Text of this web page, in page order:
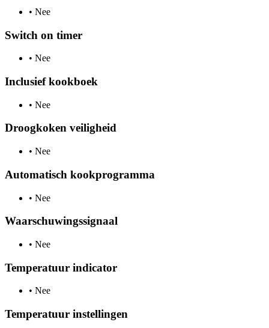
• Nee
Switch on timer
• Nee
Inclusief kookboek
• Nee
Droogkoken veiligheid
• Nee
Automatisch kookprogramma
• Nee
Waarschuwingssignaal
• Nee
Temperatuur indicator
• Nee
Temperatuur instellingen